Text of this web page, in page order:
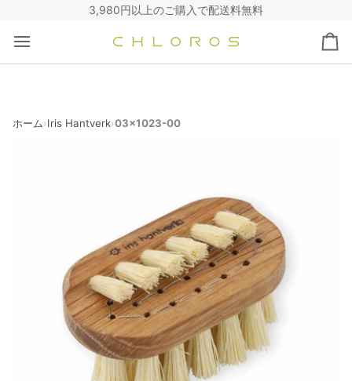
3,980円以上のご購入で配送料無料
カ
ー
ホーム›Iris Hantverk›03x1023-00